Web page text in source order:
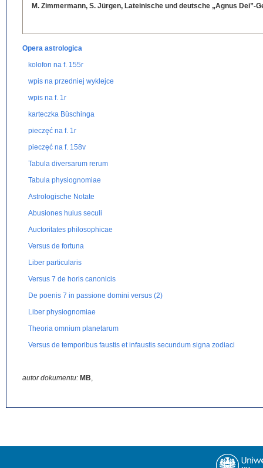
M. Zimmermann, S. Jürgen, Lateinische und deutsche „Agnus Dei”-
Opera astrologica
kolofon na f. 155r
wpis na przedniej wyklejce
wpis na f. 1r
karteczka Büschinga
pieczęć na f. 1r
pieczęć na f. 158v
Tabula diversarum rerum
Tabula physiognomiae
Astrologische Notate
Abusiones huius seculi
Auctoritates philosophicae
Versus de fortuna
Liber particularis
Versus 7 de horis canonicis
De poenis 7 in passione domini versus (2)
Liber physiognomiae
Theoria omnium planetarum
Versus de temporibus faustis et infaustis secundum signa zodiaci
Astrologische Notate
autor dokumentu: MB,